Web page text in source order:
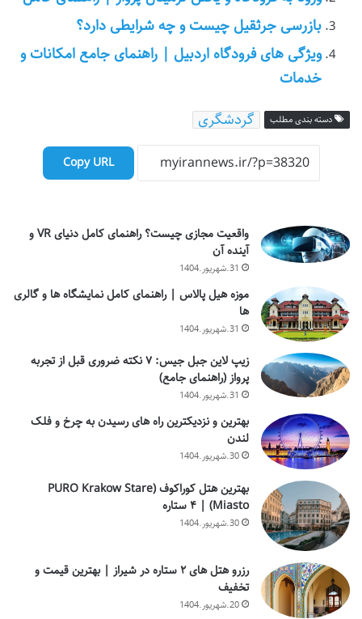
بازرسی جرثقیل چیست و چه شرایطی دارد؟
ویژگی های فرودگاه اردبیل | راهنمای جامع امکانات و
خدمات
دسته بندی مطلب گردشگری
Copy URL
واقعیت مجازی چیست؟ راهنمای کامل دنیای VR و
آینده آن
31.شهریور.1404
موزه هیل پالاس | راهنمای کامل نمایشگاه ها و گالری
ها
31.شهریور.1404
زیپ لاین جبل جیس: ۷ نکته ضروری قبل از تجربه
پرواز (راهنمای جامع)
31.شهریور.1404
بهترین و نزدیکترین راه های رسیدن به چرخ و فلک
لندن
30.شهریور.1404
بهترین هتل کوراکوف (PURO Krakow Stare
Miasto) | ۴ ستاره
30.شهریور.1404
رزرو هتل های ۲ ستاره در شیراز | بهترین قیمت و
تخفیف
20.شهریور.1404